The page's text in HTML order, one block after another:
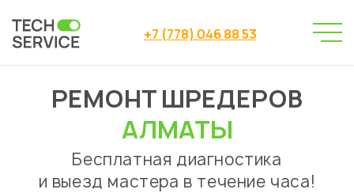
+7 (778) 046 88 53
Сервисный центр → Ремонт шредеров
РЕМОНТ ШРЕДЕРОВ
АЛМАТЫ
Бесплатная диагностика
и выезд мастера в течение часа!